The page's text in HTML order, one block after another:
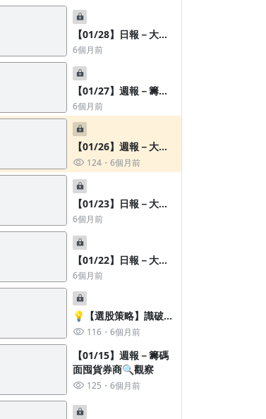
】日報－大盤盤後重點圖
【03/29】週報－油價
4個月前
盤前重點
教你放長線釣魚、短線吃魚、當沖直
吃
| 妮可日報-每日免費籌碼
供( 大盤繼續量縮盤整，板卡.
【01/28】日報－大盤
盤後重點圖文快訊
6個月前
【01/27】週報－籌碼
面囤貨券商🔍觀察
6個月前
【01/26】週報－大盤
持續驚驚漲，但季線乖
離率 >11% 會發生什麼
事？
124 6個月前
【01/23】日報－大盤
盤後重點圖文快訊
6個月前
【01/22】日報－大盤
盤前重點圖文快訊
6個月前
💡【選股策略】識破市
場謊言：從消息到籌碼
116 6個月前
【01/15】週報－籌碼
面囤貨券商🔍觀察
125 6個月前